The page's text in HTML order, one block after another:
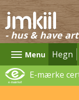
- hus & have
Menu Hegn
E-mærke